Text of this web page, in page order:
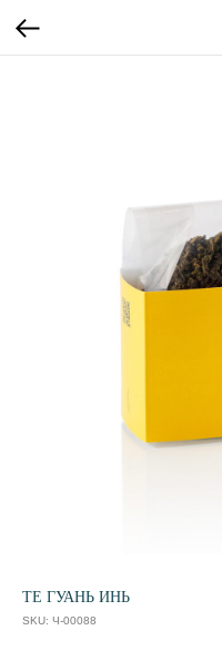
ТЕ ГУАНЬ ИНЬ
SKU: Ч-00088